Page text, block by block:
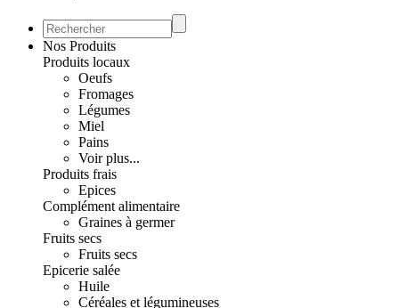
Nos Produits
Produits locaux
Oeufs
Fromages
Légumes
Miel
Pains
Voir plus...
Produits frais
Epices
Complément alimentaire
Graines à germer
Fruits secs
Fruits secs
Epicerie salée
Huile
Céréales et légumineuses